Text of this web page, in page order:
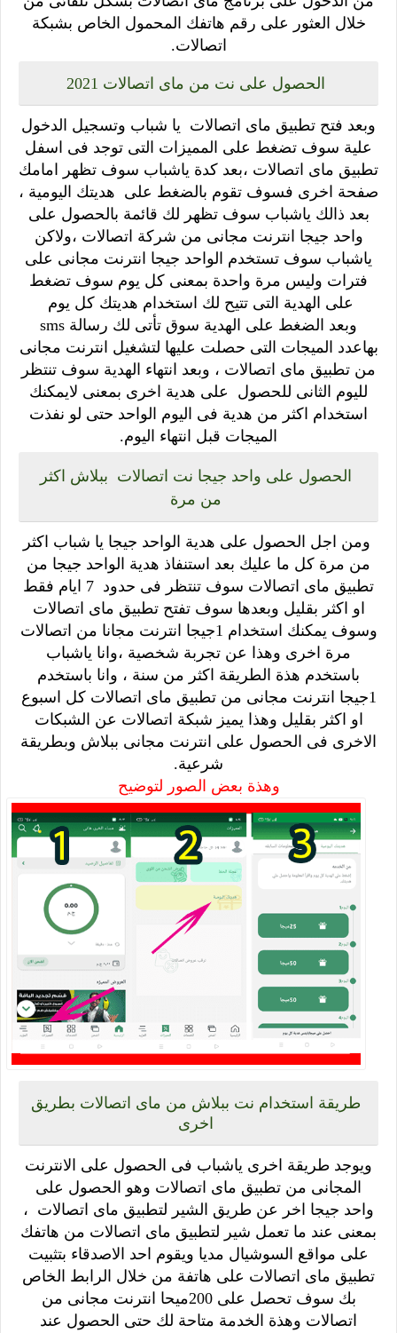
خلال العثور على رقم هاتفك المحمول الخاص بشبكة
اتصالات.
الحصول على نت من ماى اتصالات 2021
وبعد فتح تطبيق ماى اتصالات يا شباب وتسجيل الدخول
علية سوف تضغط على المميزات التى توجد فى اسفل
تطبيق ماى اتصالات ،بعد كدة ياشباب سوف تظهر امامك
صفحة اخرى فسوف تقوم بالضغط على هديتك اليومية ،
بعد ذالك ياشباب سوف تظهر لك قائمة بالحصول على
واحد جيجا انترنت مجانى من شركة اتصالات ،ولاكن
ياشباب سوف تستخدم الواحد جيجا انترنت مجانى على
فترات وليس مرة واحدة بمعنى كل يوم سوف تضغط
على الهدية التى تتيح لك استخدام هديتك كل يوم
وبعد الضغط على الهدية سوق تأتى لك رسالة sms
بهاعدد الميجات التى حصلت عليها لتشغيل انترنت مجانى
من تطبيق ماى اتصالات ، وبعد انتهاء الهدية سوف تنتظر
لليوم الثانى للحصول على هدية اخرى بمعنى لايمكنك
استخدام اكثر من هدية فى اليوم الواحد حتى لو نفذت
الميجات قبل انتهاء اليوم.
الحصول على واحد جيجا نت اتصالات ببلاش اكثر
من مرة
ومن اجل الحصول على هدية الواحد جيجا يا شباب اكثر
من مرة كل ما عليك بعد استنفاذ هدية الواحد جيجا من
تطبيق ماى اتصالات سوف تنتظر فى حدود 7 ايام فقط
او اكثر بقليل وبعدها سوف تفتح تطبيق ماى اتصالات
وسوف يمكنك استخدام 1جيجا انترنت مجانا من اتصالات
مرة اخرى وهذا عن تجربة شخصية ،وانا ياشباب
باستخدم هذة الطريقة اكثر من سنة ، وانا باستخدم
1جيجا انترنت مجانى من تطبيق ماى اتصالات كل اسبوع
او اكثر بقليل وهذا يميز شبكة اتصالات عن الشبكات
الاخرى فى الحصول على انترنت مجانى ببلاش وبطريقة
شرعية.
وهذة بعض الصور لتوضيح
طريقة استخدام نت ببلاش من ماى اتصالات بطريق
اخرى
ويوجد طريقة اخرى ياشباب فى الحصول على الانترنت
المجانى من تطبيق ماى اتصالات وهو الحصول على
واحد جيجا اخر عن طريق الشير لتطبيق ماى اتصالات ،
بمعنى عند ما تعمل شير لتطبيق ماى اتصالات من هاتفك
على مواقع السوشيال مديا ويقوم احد الاصدقاء بتثبيت
تطبيق ماى اتصالات على هاتفة من خلال الرابط الخاص
بك سوف تحصل على 200ميحا انترنت مجانى من
اتصالات وهذة الخدمة متاحة لك حتى الحصول عند